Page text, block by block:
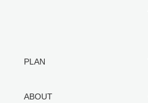
PLAN
ABOUT